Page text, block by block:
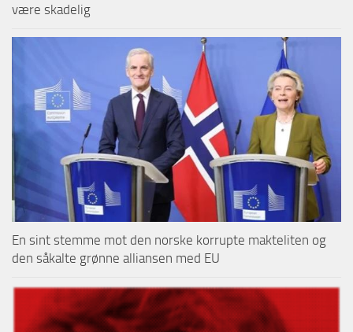
være skadelig
En sint stemme mot den norske korrupte makteliten og
den såkalte grønne alliansen med EU